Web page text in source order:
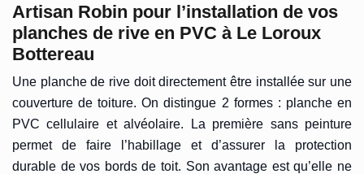
Artisan Robin pour l’installation de vos
planches de rive en PVC à Le Loroux
Bottereau
Une planche de rive doit directement être installée sur une
couverture de toiture. On distingue 2 formes : planche en
PVC cellulaire et alvéolaire. La première sans peinture
permet de faire l’habillage et d’assurer la protection
durable de vos bords de toit. Son avantage est qu’elle ne